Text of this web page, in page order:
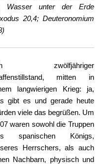
Wasser unter der Erde
20,4; Deuteronomium
zwölfjähriger
mitten in
langwierigen Krieg: ja,
gibt es und gerade heute
viele das begrüßen. Um
waren sowohl die Truppen
spanischen Königs,
Herrschers, als auch
Nachbarn, physisch und